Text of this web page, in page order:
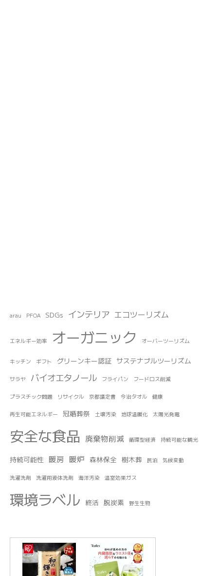
arau PFOA SDGs インテリア エコツーリズム
エネルギー効率 オーガニック オーバーツーリズム
キッチン ギフト グリーンキー認証 サステナブルツーリズム
サラヤ バイオエタノール フライパン フードロス削減
プラスチック問題 リサイクル 京都議定書 今治タオル 健康
再生可能エネルギー 冠婚葬祭 土壌汚染 地球温暖化 太陽光発電
安全な食品 廃棄物削減 循環型経済 持続可能な観光
持続可能性 暖房 暖炉 森林保全 樹木葬 民泊 気候変動
洗濯洗剤 洗濯用液体洗剤 海洋汚染 温室効果ガス
環境ラベル 終活 脱炭素 野生生物